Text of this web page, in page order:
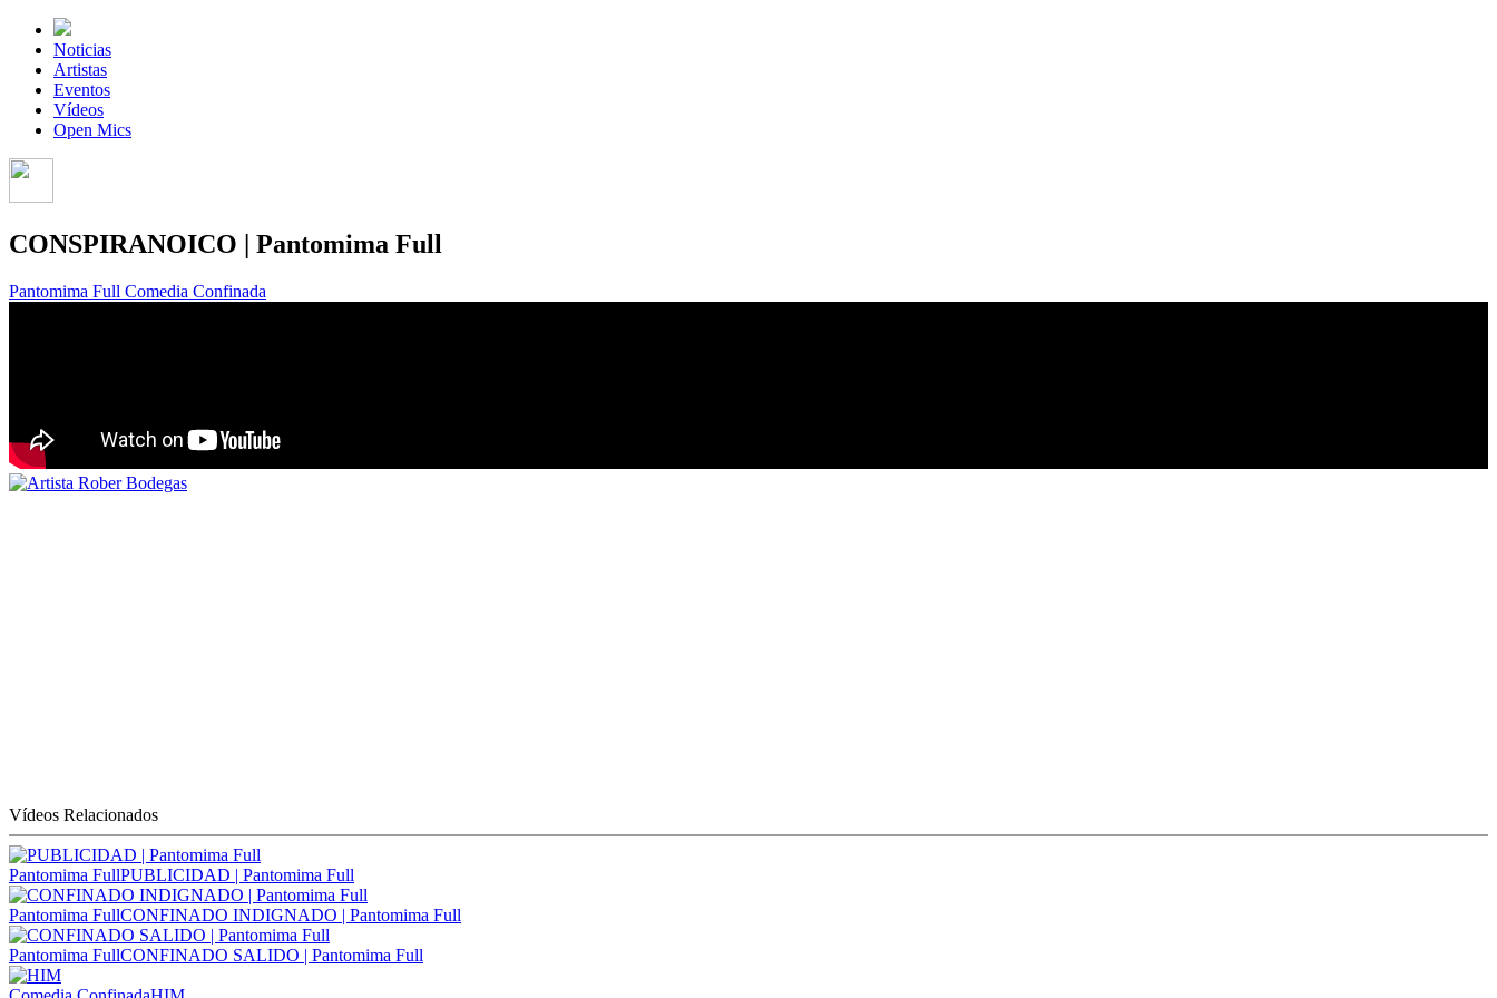
Noticias
Artistas
Eventos
Vídeos
Open Mics
CONSPIRANOICO | Pantomima Full
Pantomima Full Comedia Confinada
Vídeos Relacionados
Pantomima FullPUBLICIDAD | Pantomima Full
Pantomima FullCONFINADO INDIGNADO | Pantomima Full
Pantomima FullCONFINADO SALIDO | Pantomima Full